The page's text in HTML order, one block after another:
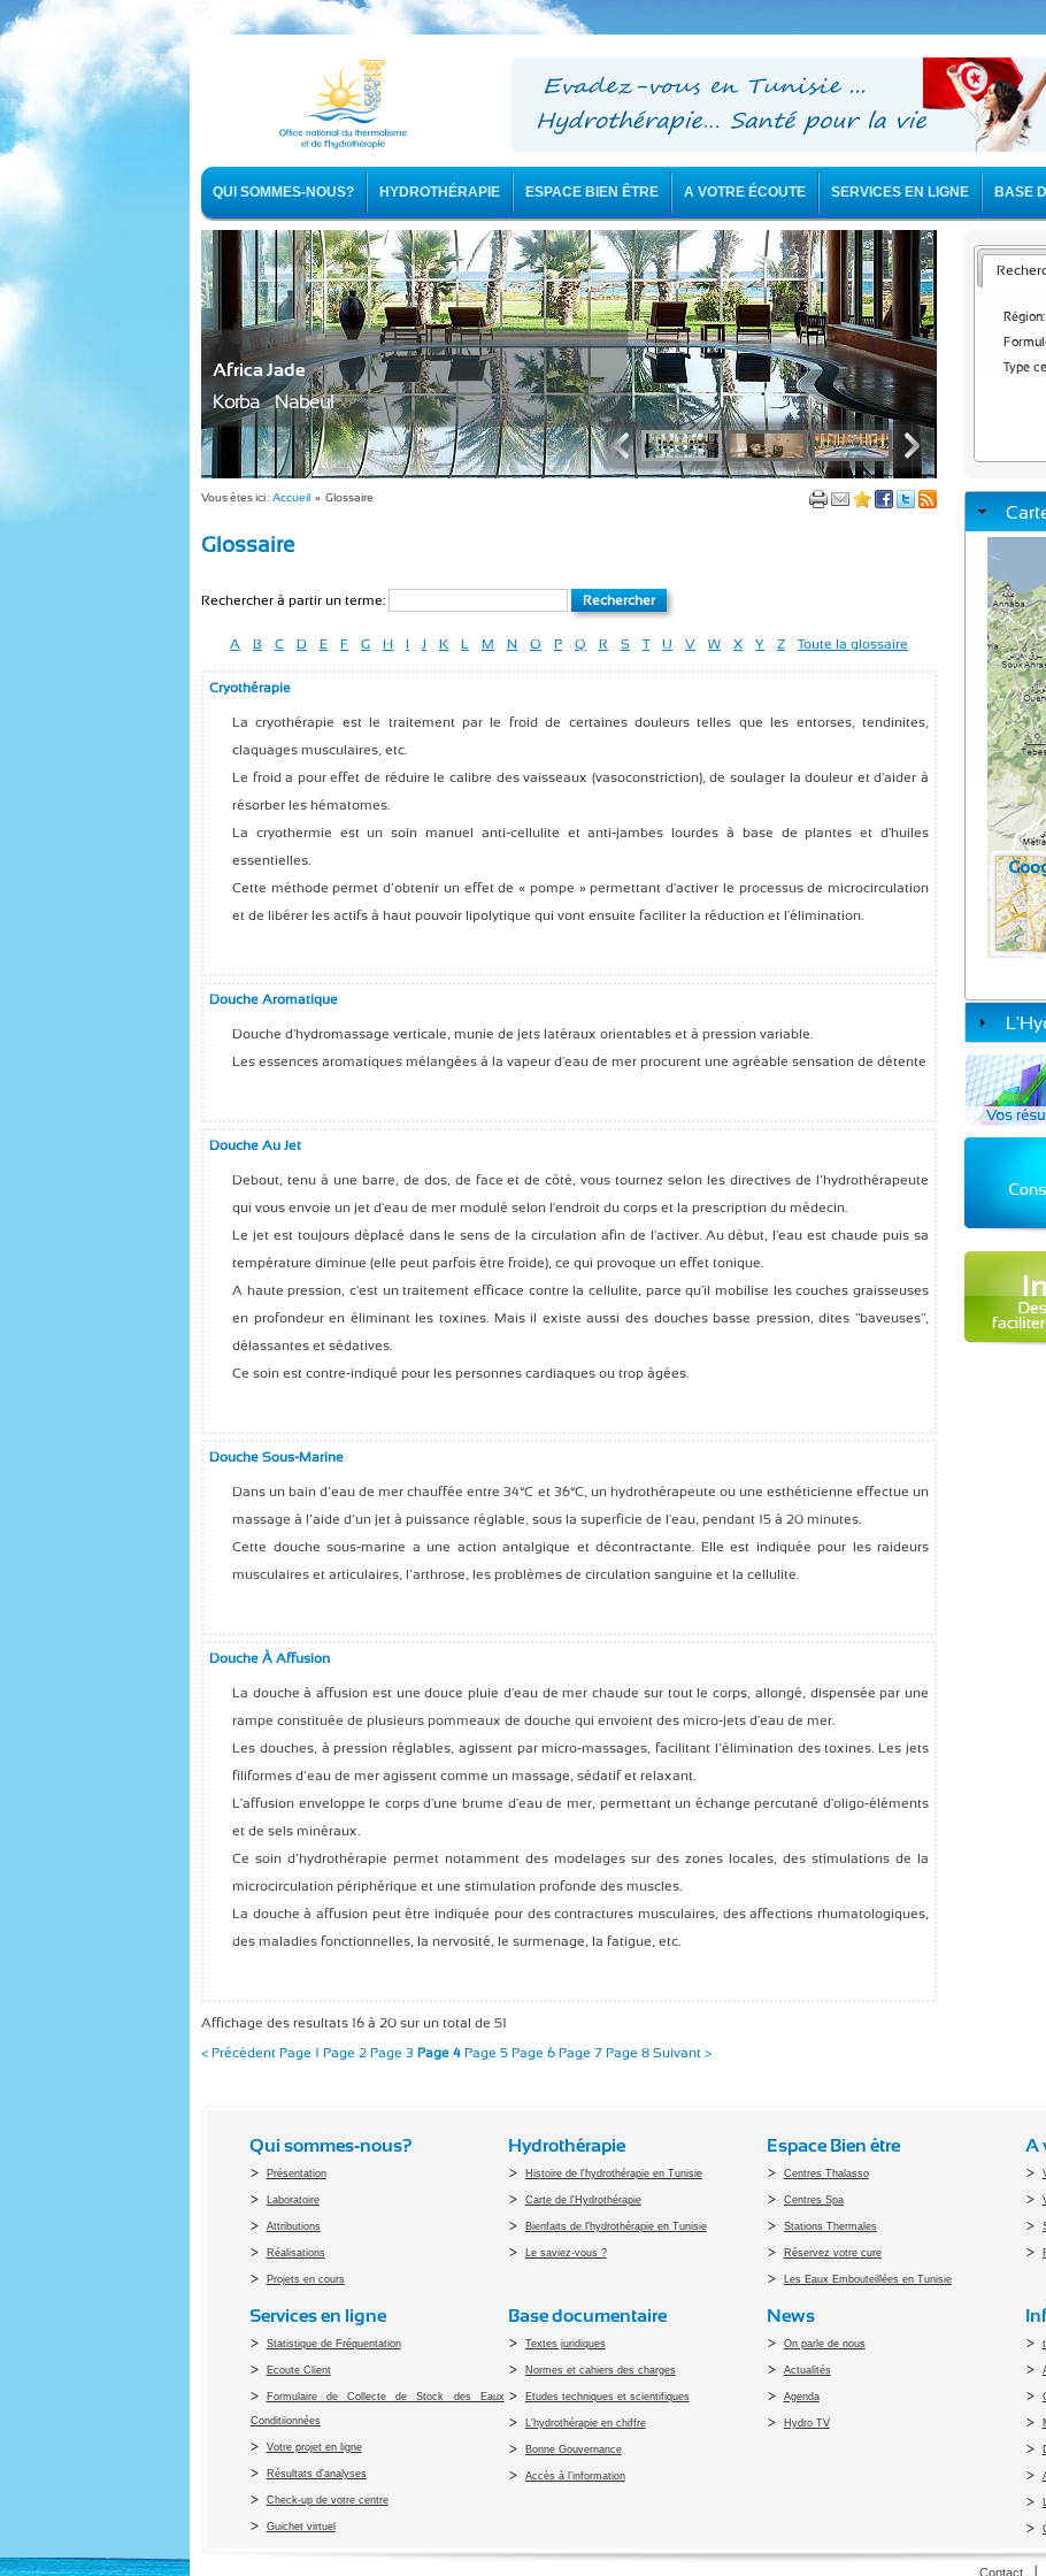
QUI SOMMES-NOUS? HYDROTHÉRAPIE ESPACE BIEN ÊTRE A VOTRE ÉCOUTE SERVICES EN LIGNE BASE
Africa Jade
Korba - Nabeul
Région:
Type
Vous êtes ici :Accueil » Glossaire
Glossaire
Rechercher à partir un terme:
A B C D E F G H I J K L M N O P Q R S T U V W X Y Z Toute la glossaire
Cryothérapie
La cryothérapie est le traitement par le froid de certaines douleurs telles que les entorses, tendinites,
claquages musculaires, etc.
Le froid a pour effet de réduire le calibre des vaisseaux (vasoconstriction), de soulager la douleur et d'aider à
résorber les hématomes.
La cryothermie est un soin manuel anti-cellulite et anti-jambes lourdes à base de plantes et d'huiles
essentielles.
Cette méthode permet d’obtenir un effet de « pompe » permettant d'activer le processus de microcirculation
et de libérer les actifs à haut pouvoir lipolytique qui vont ensuite faciliter la réduction et l'élimination.
Douche Aromatique
Douche d'hydromassage verticale, munie de jets latéraux orientables et à pression variable.
Les essences aromatiques mélangées à la vapeur d'eau de mer procurent une agréable sensation de détente
Douche Au Jet
Debout, tenu à une barre, de dos, de face et de côté, vous tournez selon les directives de l’hydrothérapeute
qui vous envoie un jet d'eau de mer modulé selon l'endroit du corps et la prescription du médecin.
Le jet est toujours déplacé dans le sens de la circulation afin de l'activer. Au début, l'eau est chaude puis sa
température diminue (elle peut parfois être froide), ce qui provoque un effet tonique.
A haute pression, c'est un traitement efficace contre la cellulite, parce qu'il mobilise les couches graisseuses
en profondeur en éliminant les toxines. Mais il existe aussi des douches basse pression, dites "baveuses",
délassantes et sédatives.
Ce soin est contre-indiqué pour les personnes cardiaques ou trop âgées.
Douche Sous-Marine
Dans un bain d’eau de mer chauffée entre 34°C et 36°C, un hydrothérapeute ou une esthéticienne effectue un
massage à l’aide d’un jet à puissance réglable, sous la superficie de l'eau, pendant 15 à 20 minutes.
Cette douche sous-marine a une action antalgique et décontractante. Elle est indiquée pour les raideurs
musculaires et articulaires, l’arthrose, les problèmes de circulation sanguine et la cellulite.
Douche À Affusion
La douche à affusion est une douce pluie d'eau de mer chaude sur tout le corps, allongé, dispensée par une
rampe constituée de plusieurs pommeaux de douche qui envoient des micro-jets d'eau de mer.
Les douches, à pression réglables, agissent par micro-massages, facilitant l’élimination des toxines. Les jets
filiformes d’eau de mer agissent comme un massage, sédatif et relaxant.
L'affusion enveloppe le corps d'une brume d'eau de mer, permettant un échange percutané d'oligo-éléments
et de sels minéraux.
Ce soin d’hydrothérapie permet notamment des modelages sur des zones locales, des stimulations de la
microcirculation périphérique et une stimulation profonde des muscles.
La douche à affusion peut être indiquée pour des contractures musculaires, des affections rhumatologiques,
des maladies fonctionnelles, la nervosité, le surmenage, la fatigue, etc.
Affichage des resultats 16 à 20 sur un total de 51
< Précédent Page 1 Page 2 Page 3 Page 4 Page 5 Page 6 Page 7 Page 8 Suivant >
Qui sommes-nous?
Présentation
Laboratoire
Attributions
Réalisations
Projets en cours
Hydrothérapie
Histoire de l'hydrothérapie en Tunisie
Carte de l'Hydrothérapie
Bienfaits de l'hydrothérapie en Tunisie
Le saviez-vous ?
Espace Bien être
Centres Thalasso
Centres Spa
Stations Thermales
Réservez votre cure
Les Eaux Embouteillées en Tunisie
A
Services en ligne
Statistique de Fréquentation
Ecoute Client
Formulaire de Collecte de Stock des Eaux
Conditiionnées
Votre projet en ligne
Résultats d'analyses
Check-up de votre centre
Guichet virtuel
Base documentaire
Textes juridiques
Normes et cahiers des charges
Etudes techniques et scientifiques
L'hydrothérapie en chiffre
Bonne Gouvernance
Accès à l’information
News
On parle de nous
Actualités
Agenda
Hydro TV
Contact
Open vision